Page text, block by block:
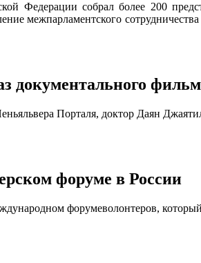
Федерации собрал более 200
межпарламентского
документального
Порталя, доктор Даян
форуме в России
форумеволонтеров,